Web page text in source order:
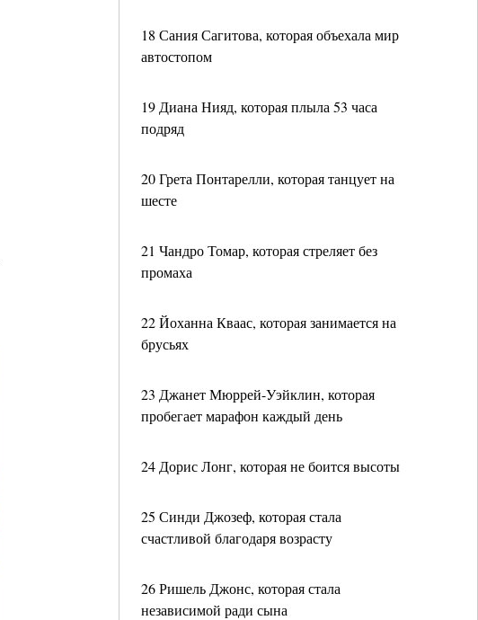
18 Сания Сагитова, которая объехала мир
автостопом
19 Диана Нияд, которая плыла 53 часа
подряд
20 Грета Понтарелли, которая танцует на
шесте
21 Чандро Томар, которая стреляет без
промаха
22 Йоханна Кваас, которая занимается на
брусьях
23 Джанет Мюррей-Уэйклин, которая
пробегает марафон каждый день
24 Дорис Лонг, которая не боится высоты
25 Синди Джозеф, которая стала
счастливой благодаря возрасту
26 Ришель Джонс, которая стала
независимой ради сына